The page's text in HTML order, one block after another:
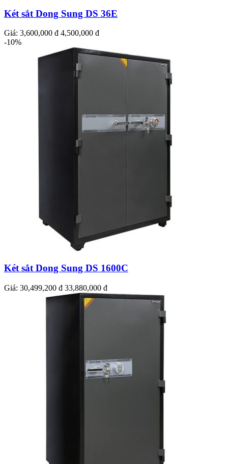
Két sắt Dong Sung DS 36E
Giá: 3,600,000 đ 4,500,000 đ
-10%
Két sắt Dong Sung DS 1600C
Giá: 30,499,200 đ 33,880,000 đ